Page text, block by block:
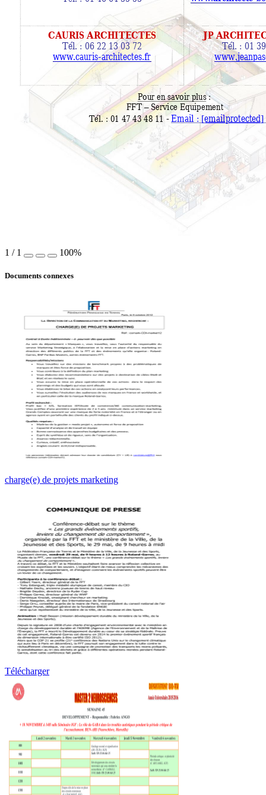
CAURIS ARCHITECTES
Tél. : 06 22 13 03 72
www.cauris-architectes.fr
JP
Tél. : 01
Pour en savoir plus :
FFT – Service Equipement
Tél. : 01 47 43 48 11 - Email : [email protected]
1 / 1 100%
Documents connexes
charge(e) de projets marketing
Télécharger